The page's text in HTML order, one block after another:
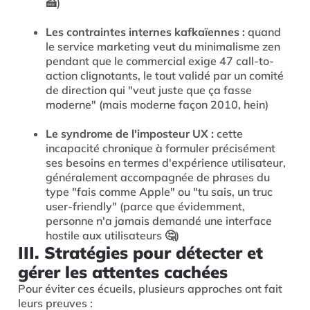
Les contraintes internes kafkaïennes : quand
le service marketing veut du minimalisme zen
pendant que le commercial exige 47 call-to-
action clignotants, le tout validé par un comité
de direction qui "veut juste que ça fasse
moderne" (mais moderne façon 2010, hein)
Le syndrome de l'imposteur UX : cette
incapacité chronique à formuler précisément
ses besoins en termes d'expérience utilisateur,
généralement accompagnée de phrases du
type "fais comme Apple" ou "tu sais, un truc
user-friendly" (parce que évidemment,
personne n'a jamais demandé une interface
hostile aux utilisateurs 🤔)
III. Stratégies pour détecter et
gérer les attentes cachées
Pour éviter ces écueils, plusieurs approches ont fait
leurs preuves :